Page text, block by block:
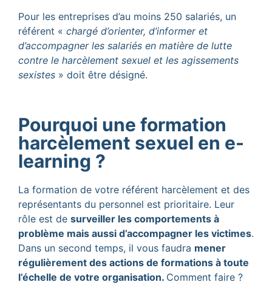
Pour les entreprises d’au moins 250 salariés, un
référent « chargé d’orienter, d’informer et
d’accompagner les salariés en matière de lutte
contre le harcèlement sexuel et les agissements
sexistes » doit être désigné.
Pourquoi une formation
harcèlement sexuel en e-
learning ?
La formation de votre référent harcèlement et des
représentants du personnel est prioritaire. Leur
rôle est de surveiller les comportements à
problème mais aussi d’accompagner les victimes.
Dans un second temps, il vous faudra mener
régulièrement des actions de formations à toute
l’échelle de votre organisation. Comment faire ?